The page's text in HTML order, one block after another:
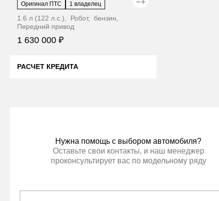
Оригинал ПТС 1 владелец
1.6 л (122 л.с.), Робот, бензин,
Передний привод
1 630 000 ₽
РАСЧЕТ КРЕДИТА
Нужна помощь с выбором автомобиля?
Оставьте свои контакты, и наш менеджер
проконсультирует вас по модельному ряду